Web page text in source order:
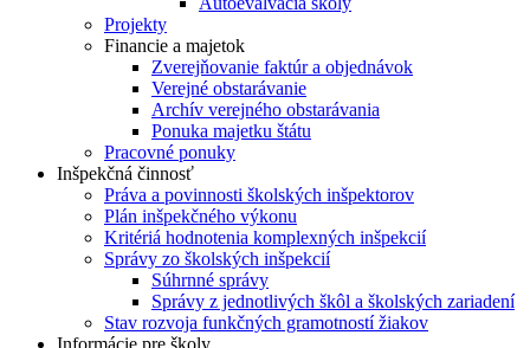
Projekty
Financie a majetok
Zverejňovanie faktúr a objednávok
Verejné obstarávanie
Archív verejného obstarávania
Ponuka majetku štátu
Pracovné ponuky
Inšpekčná činnosť
Práva a povinnosti školských inšpektorov
Plán inšpekčného výkonu
Kritériá hodnotenia komplexných inšpekcií
Správy zo školských inšpekcií
Súhrnné správy
Správy z jednotlivých škôl a školských zariadení
Stav rozvoja funkčných gramotností žiakov
Informácie pre školy